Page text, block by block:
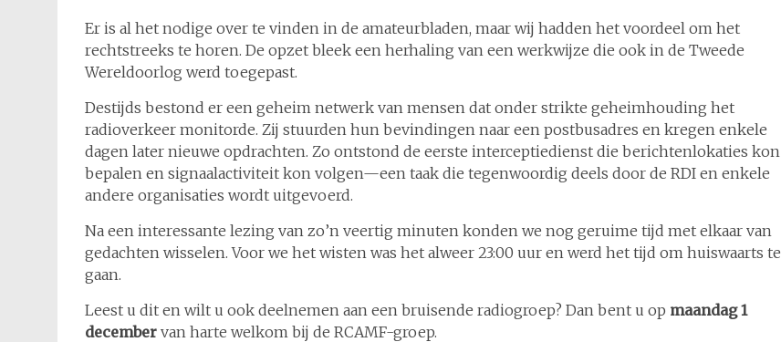
Er is al het nodige over te vinden in de amateurbladen, maar wij hadden het voordeel om het
rechtstreeks te horen. De opzet bleek een herhaling van een werkwijze die ook in de Tweede
Wereldoorlog werd toegepast.
Destijds bestond er een geheim netwerk van mensen dat onder strikte geheimhouding het
radioverkeer monitorde. Zij stuurden hun bevindingen naar een postbusadres en kregen enkele
dagen later nieuwe opdrachten. Zo ontstond de eerste interceptiedienst die berichtenlokaties kon
bepalen en signaalactiviteit kon volgen—een taak die tegenwoordig deels door de RDI en enkele
andere organisaties wordt uitgevoerd.
Na een interessante lezing van zo’n veertig minuten konden we nog geruime tijd met elkaar van
gedachten wisselen. Voor we het wisten was het alweer 23:00 uur en werd het tijd om huiswaarts te
gaan.
Leest u dit en wilt u ook deelnemen aan een bruisende radiogroep? Dan bent u op maandag 1
december van harte welkom bij de RCAMF-groep.